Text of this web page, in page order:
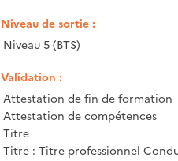
Niveau de sortie :
Niveau 5 (BTS)
Validation :
Attestation de fin de formation
Attestation de compétences
Titre
Titre : Titre professionnel